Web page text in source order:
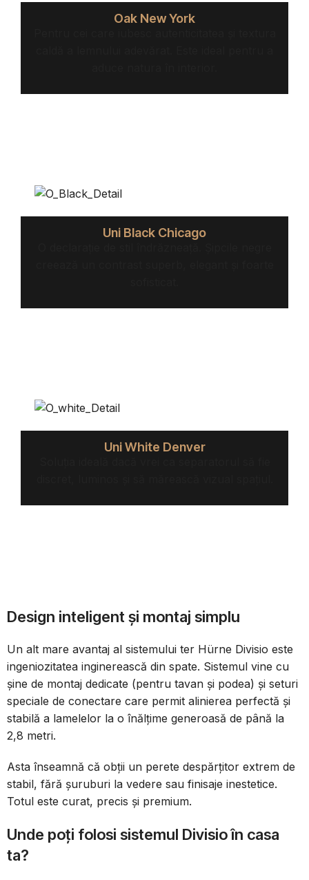
Oak New York
Uni Black Chicago
Uni White Denver
Design inteligent și montaj simplu
Un alt mare avantaj al sistemului ter Hürne Divisio este
ingeniozitatea inginerească din spate. Sistemul vine cu
șine de montaj dedicate (pentru tavan și podea) și seturi
speciale de conectare care permit alinierea perfectă și
stabilă a lamelelor la o înălțime generoasă de până la
2,8 metri.
Asta înseamnă că obții un perete despărțitor extrem de
stabil, fără șuruburi la vedere sau finisaje inestetice.
Totul este curat, precis și premium.
Unde poți folosi sistemul Divisio în casa
ta?